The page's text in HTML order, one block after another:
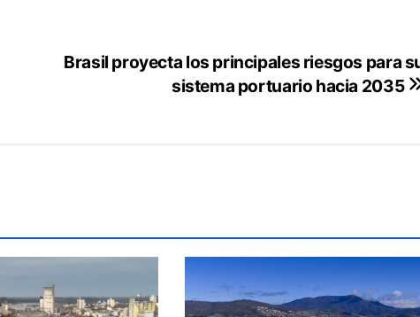
Brasil proyecta los principales riesgos para
sistema portuario hacia 2035